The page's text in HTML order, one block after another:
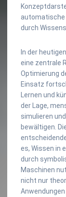
durch
In der
eine zentrale
Optimierung
Einsatz
Lernen und
der Lage,
simulieren
bewältigen.
es, Wissen in
durch
Maschinen
nicht nur